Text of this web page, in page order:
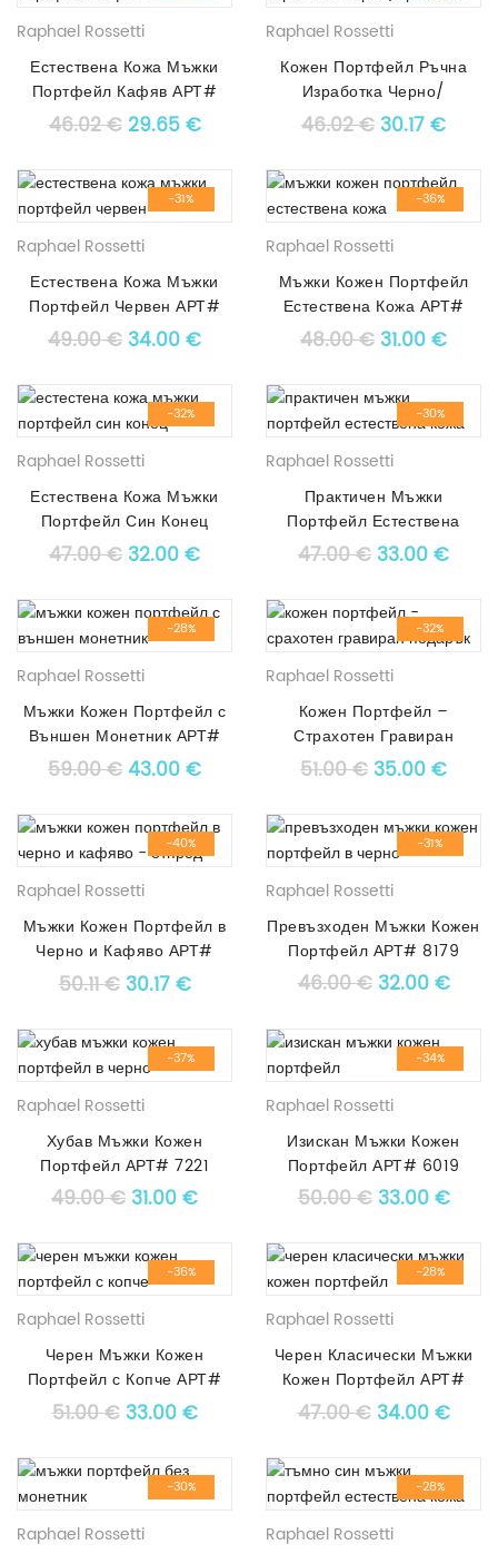
Raphael Rossetti
Естествена Кожа Мъжки
Портфейл Кафяв АРТ#
5471
46.02€ Original price was: 46.02 €.
29.65€Текущата цена е: 29.65 €.
Raphael Rossetti
Кожен Портфейл Ръчна
Изработка Черно/
Оранжево АРТ# 4282
46.02€ Original
30.17€
-31%
Raphael Rossetti
Естествена Кожа Мъжки
Портфейл Червен АРТ#
3523
49.00€ Original price was: 49.00 €.
34.00€Текущата цена е: 34.00 €.
-36%
Raphael Rossetti
Мъжки Кожен Портфейл
Естествена Кожа АРТ#
2587
48.00€ Original
31.00€
-32%
Raphael Rossetti
Естествена Кожа Мъжки
Портфейл Син Конец
АРТ# 1471
47.00€ Original price was: 47.00 €.
32.00€Текущата цена е: 32.00 €.
-30%
Raphael Rossetti
Практичен Мъжки
Портфейл Естествена
Кожа АРТ# 9579
47.00€ Original
33.00€
-28%
Raphael Rossetti
Мъжки Кожен Портфейл с
Външен Монетник АРТ#
6120
59.00€Original price was: 59.00 €.
43.00€Текущата цена е: 43.00 €.
-32%
Raphael Rossetti
Кожен Портфейл –
Страхотен Гравиран
Подарък АРТ# 5360
51.00€ Original
35.00€
-40%
Raphael Rossetti
Мъжки Кожен Портфейл в
Черно и Кафяво АРТ#
2476
50.11€ Original price was: 50.11 €.
30.17€Текущата цена е: 30.17 €.
-31%
Raphael Rossetti
Превъзходен Мъжки Кожен
Портфейл АРТ# 8179
46.00€ Original
32.00€
-37%
Raphael Rossetti
Хубав Мъжки Кожен
Портфейл АРТ# 7221
49.00€ Original price was: 49.00 €.
31.00€Текущата цена е: 31.00 €.
-34%
Raphael Rossetti
Изискан Мъжки Кожен
Портфейл АРТ# 6019
50.00€ Original
33.00€
-36%
Raphael Rossetti
Черен Мъжки Кожен
Портфейл с Копче АРТ#
5259
51.00€ Original price was: 51.00 €.
33.00€Текущата цена е: 33.00 €.
-28%
Raphael Rossetti
Черен Класически Мъжки
Кожен Портфейл АРТ#
4060
47.00€ Original
34.00€
-30%
Raphael Rossetti
-28%
Raphael Rossetti